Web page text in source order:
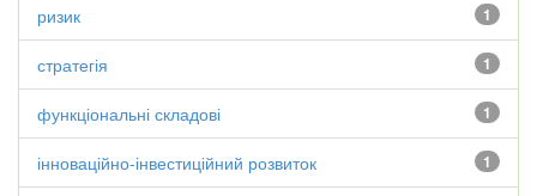
1
ризик
1
стратегія
1
функціональні складові
1
інноваційно-інвестиційний розвиток